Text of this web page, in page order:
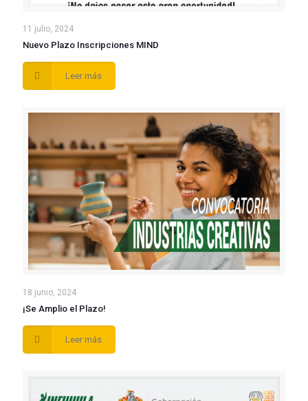
11 julio, 2024
Nuevo Plazo Inscripciones MIND
Leer más
18 junio, 2024
¡Se Amplio el Plazo!
Leer más